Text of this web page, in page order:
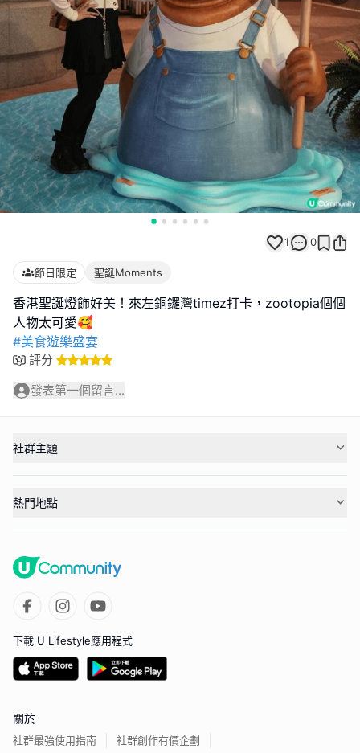
1 0
節日限定 聖誕Moments
香港聖誕燈飾好美！來左銅鑼灣timez打卡，zootopia個個
#美食遊樂盛宴
評分
發表第一個留言...
社群主題
熱門地點
下載 U Lifestyle應用程式
關於
社群最強使用指南 社群創作有價企劃